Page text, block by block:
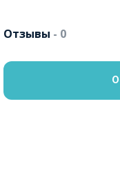
Отзывы - 0